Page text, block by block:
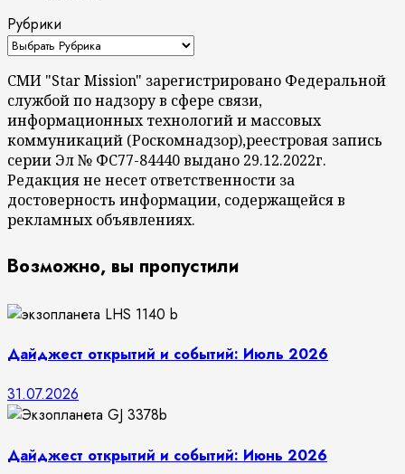
Рубрики
СМИ "Star Mission" зарегистрировано Федеральной
службой по надзору в сфере связи,
информационных технологий и массовых
коммуникаций (Роскомнадзор),реестровая запись
серии Эл № ФС77-84440 выдано 29.12.2022г.
Редакция не несет ответственности за
достоверность информации, содержащейся в
рекламных объявлениях.
Возможно, вы пропустили
Дайджест открытий и событий: Июль 2026
31.07.2026
Дайджест открытий и событий: Июнь 2026